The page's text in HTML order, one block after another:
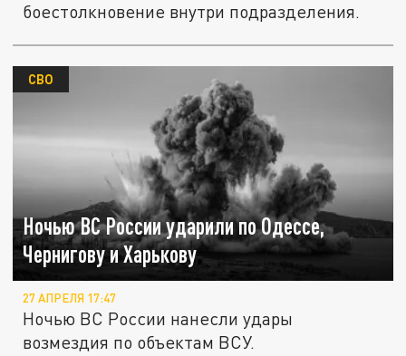
боестолкновение внутри подразделения.
Ночью ВС России ударили по Одессе,
Чернигову и Харькову
СВО
27 АПРЕЛЯ 17:47
Ночью ВС России нанесли удары
возмездия по объектам ВСУ.